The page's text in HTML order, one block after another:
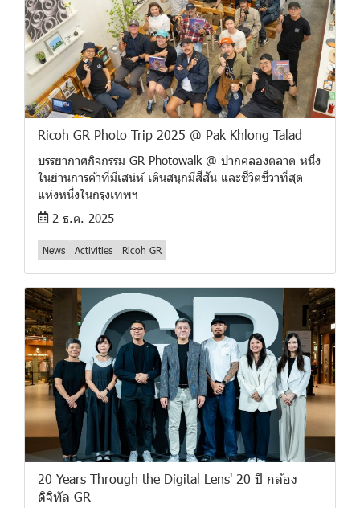
Ricoh GR Photo Trip 2025 @ Pak Khlong Talad
บรรยากาศกิจกรรม GR Photowalk @ ปากคลองตลาด หนึ่ง
ในย่านการค้าที่มีเสน่ห์ เดินสนุกมีสีสัน และชีวิตชีวาที่สุด
แห่งหนึ่งในกรุงเทพฯ
2 ธ.ค. 2025
News Activities Ricoh GR
20 Years Through the Digital Lens' 20 ปี กล้อง
ดิจิทัล GR